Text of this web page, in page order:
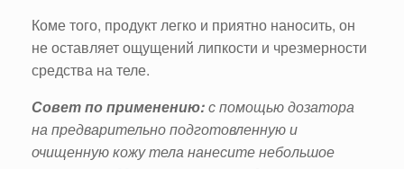
Коме того, продукт легко и приятно наносить, он
не оставляет ощущений липкости и чрезмерности
средства на теле.
Совет по применению:с помощью дозатора
на предварительно подготовленную и
очищенную кожу тела нанесите небольшое